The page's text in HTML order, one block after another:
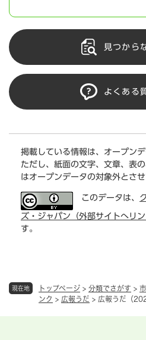
現在地 トップページ > 分類でさがす >
ンク > 広報うだ > 広報うだ（
見つから
よくある
掲載している情報は、オープン
ただし、紙面の文字、文章、表
はオープンデータの対象外とさせ
このデータは、
ズ・ジャパン（外部サイトへリン
す。